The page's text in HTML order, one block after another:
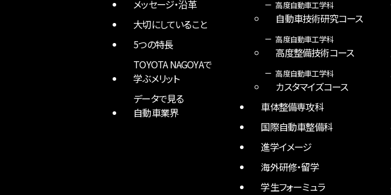
メッセージ・沿革
大切にしていること
5つの特長
TOYOTA NAGOYAで
学ぶメリット
データで見る
自動車業界
高度自動車工学科
自動車技術研究コース
高度自動車工学科
高度整備技術コース
高度自動車工学科
カスタマイズコース
車体整備専攻科
国際自動車整備科
進学イメージ
海外研修・留学
学生フォーミュラ